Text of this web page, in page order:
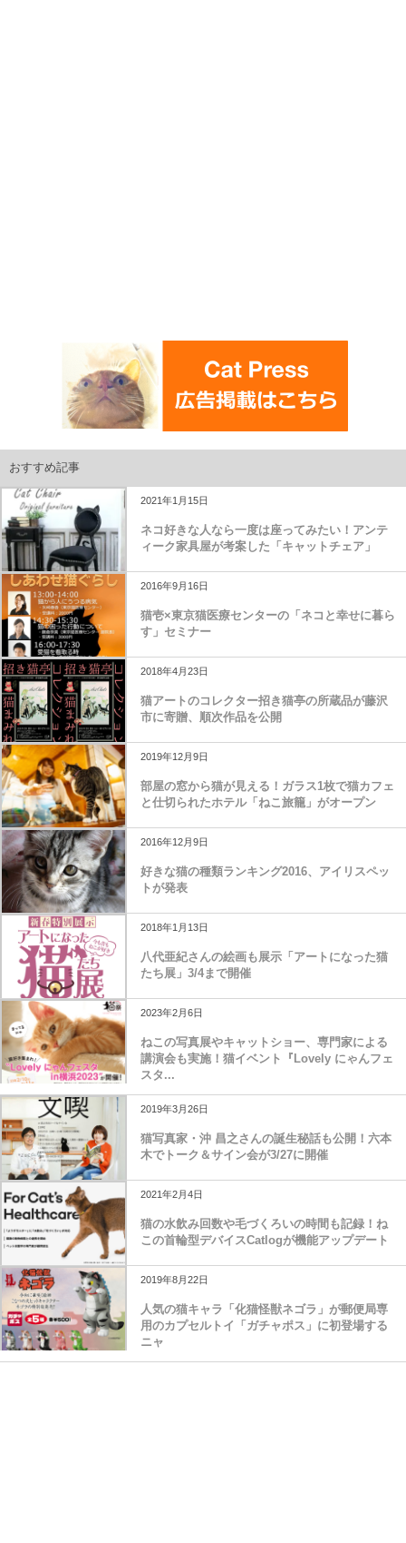
おすすめ記事
2021年1月15日
ネコ好きな人なら一度は座ってみたい！アンテ
ィーク家具屋が考案した「キャットチェア」
2016年9月16日
猫壱×東京猫医療センターの「ネコと幸せに暮ら
す」セミナー
2018年4月23日
猫アートのコレクター招き猫亭の所蔵品が藤沢
市に寄贈、順次作品を公開
2019年12月9日
部屋の窓から猫が見える！ガラス1枚で猫カフェ
と仕切られたホテル「ねこ旅籠」がオープン
2016年12月9日
好きな猫の種類ランキング2016、アイリスペッ
トが発表
2018年1月13日
八代亜紀さんの絵画も展示「アートになった猫
たち展」3/4まで開催
2023年2月6日
ねこの写真展やキャットショー、専門家による
講演会も実施！猫イベント『Lovely にゃんフェ
スタ...
2019年3月26日
猫写真家・沖 昌之さんの誕生秘話も公開！六本
木でトーク＆サイン会が3/27に開催
2021年2月4日
猫の水飲み回数や毛づくろいの時間も記録！ね
この首輪型デバイスCatlogが機能アップデート
2019年8月22日
人気の猫キャラ「化猫怪獣ネゴラ」が郵便局専
用のカプセルトイ「ガチャポス」に初登場する
ニャ